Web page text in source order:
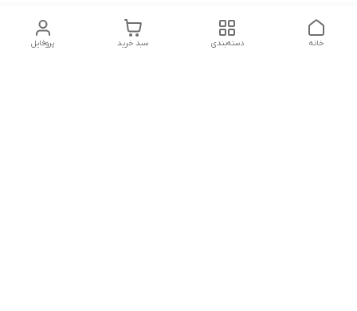
پروفایل سبد خرید دسته‌بندی خانه